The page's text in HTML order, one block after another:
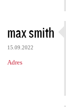
max smith
15.09.2022
Adres